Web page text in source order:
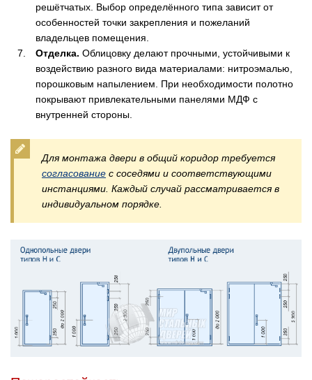
решётчатых. Выбор определённого типа зависит от
особенностей точки закрепления и пожеланий
владельцев помещения.
Отделка. Облицовку делают прочными, устойчивыми к
воздействию разного вида материалами: нитроэмалью,
порошковым напылением. При необходимости полотно
покрывают привлекательными панелями МДФ с
внутренней стороны.
Для монтажа двери в общий коридор требуется
согласование с соседями и соответствующими
инстанциями. Каждый случай рассматривается в
индивидуальном порядке.